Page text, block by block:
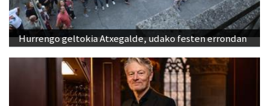
Hurrengo geltokia Atxegalde, udako festen errondan